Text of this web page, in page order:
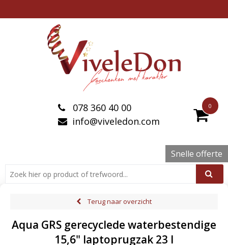
0
078 360 40 00
info@viveledon.com
Snelle offerte
Terug naar overzicht
Aqua GRS gerecyclede waterbestendige
15,6" laptoprugzak 23 l